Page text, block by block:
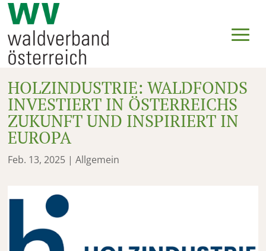
HOLZINDUSTRIE: WALDFONDS
INVESTIERT IN ÖSTERREICHS
ZUKUNFT UND INSPIRIERT IN
EUROPA
Feb. 13, 2025 |Allgemein